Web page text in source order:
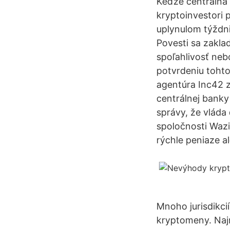
kryptoinvestori
uplynulom
Povesti sa
spoľahlivosť
potvrdeniu
agentúra Inc42
centrálnej
správy, že
spoločnosti
rýchle peniaze
Mnoho
kryptomeny.